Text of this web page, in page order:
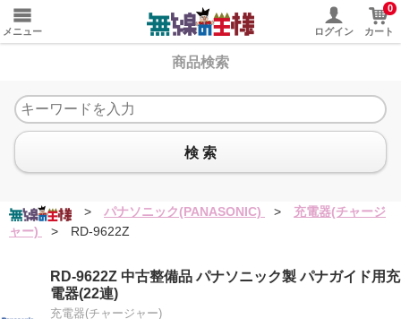
メニュー ログイン
0
カート
商品検索
検 索
> パナソニック(PANASONIC) >
充電器(チャージ
ャー)
> RD-9622Z
RD-9622Z 中古整備品 パナソニック製 パナガイド用充
電器(22連)
充電器(チャージャー)